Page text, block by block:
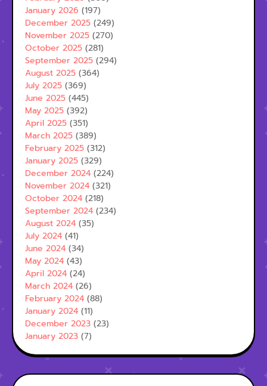
January 2026 (197)
December 2025 (249)
November 2025 (270)
October 2025 (281)
September 2025 (294)
August 2025 (364)
July 2025 (369)
June 2025 (445)
May 2025 (392)
April 2025 (351)
March 2025 (389)
February 2025 (312)
January 2025 (329)
December 2024 (224)
November 2024 (321)
October 2024 (218)
September 2024 (234)
August 2024 (35)
July 2024 (41)
June 2024 (34)
May 2024 (43)
April 2024 (24)
March 2024 (26)
February 2024 (88)
January 2024 (11)
December 2023 (23)
January 2023 (7)